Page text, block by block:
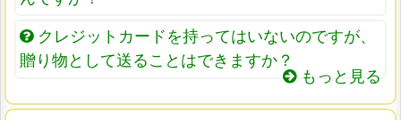
クレジットカードを持ってはいないのですが、
贈り物として送ることはできますか？
もっと見る